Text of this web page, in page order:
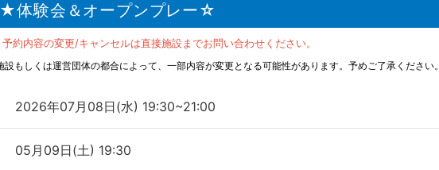
体験会＆オープンプレー☆
予約内容の変更/キャンセルは直接施設までお問い合わせください。
もしくは運営団体の都合によって、一部内容が変更となる可能性があります。予めご了承ください。
2026年07月08日(水) 19:30~21:00
05月09日(土) 19:30